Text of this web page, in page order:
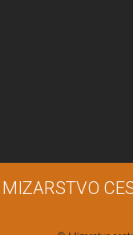
MIZARSTVO